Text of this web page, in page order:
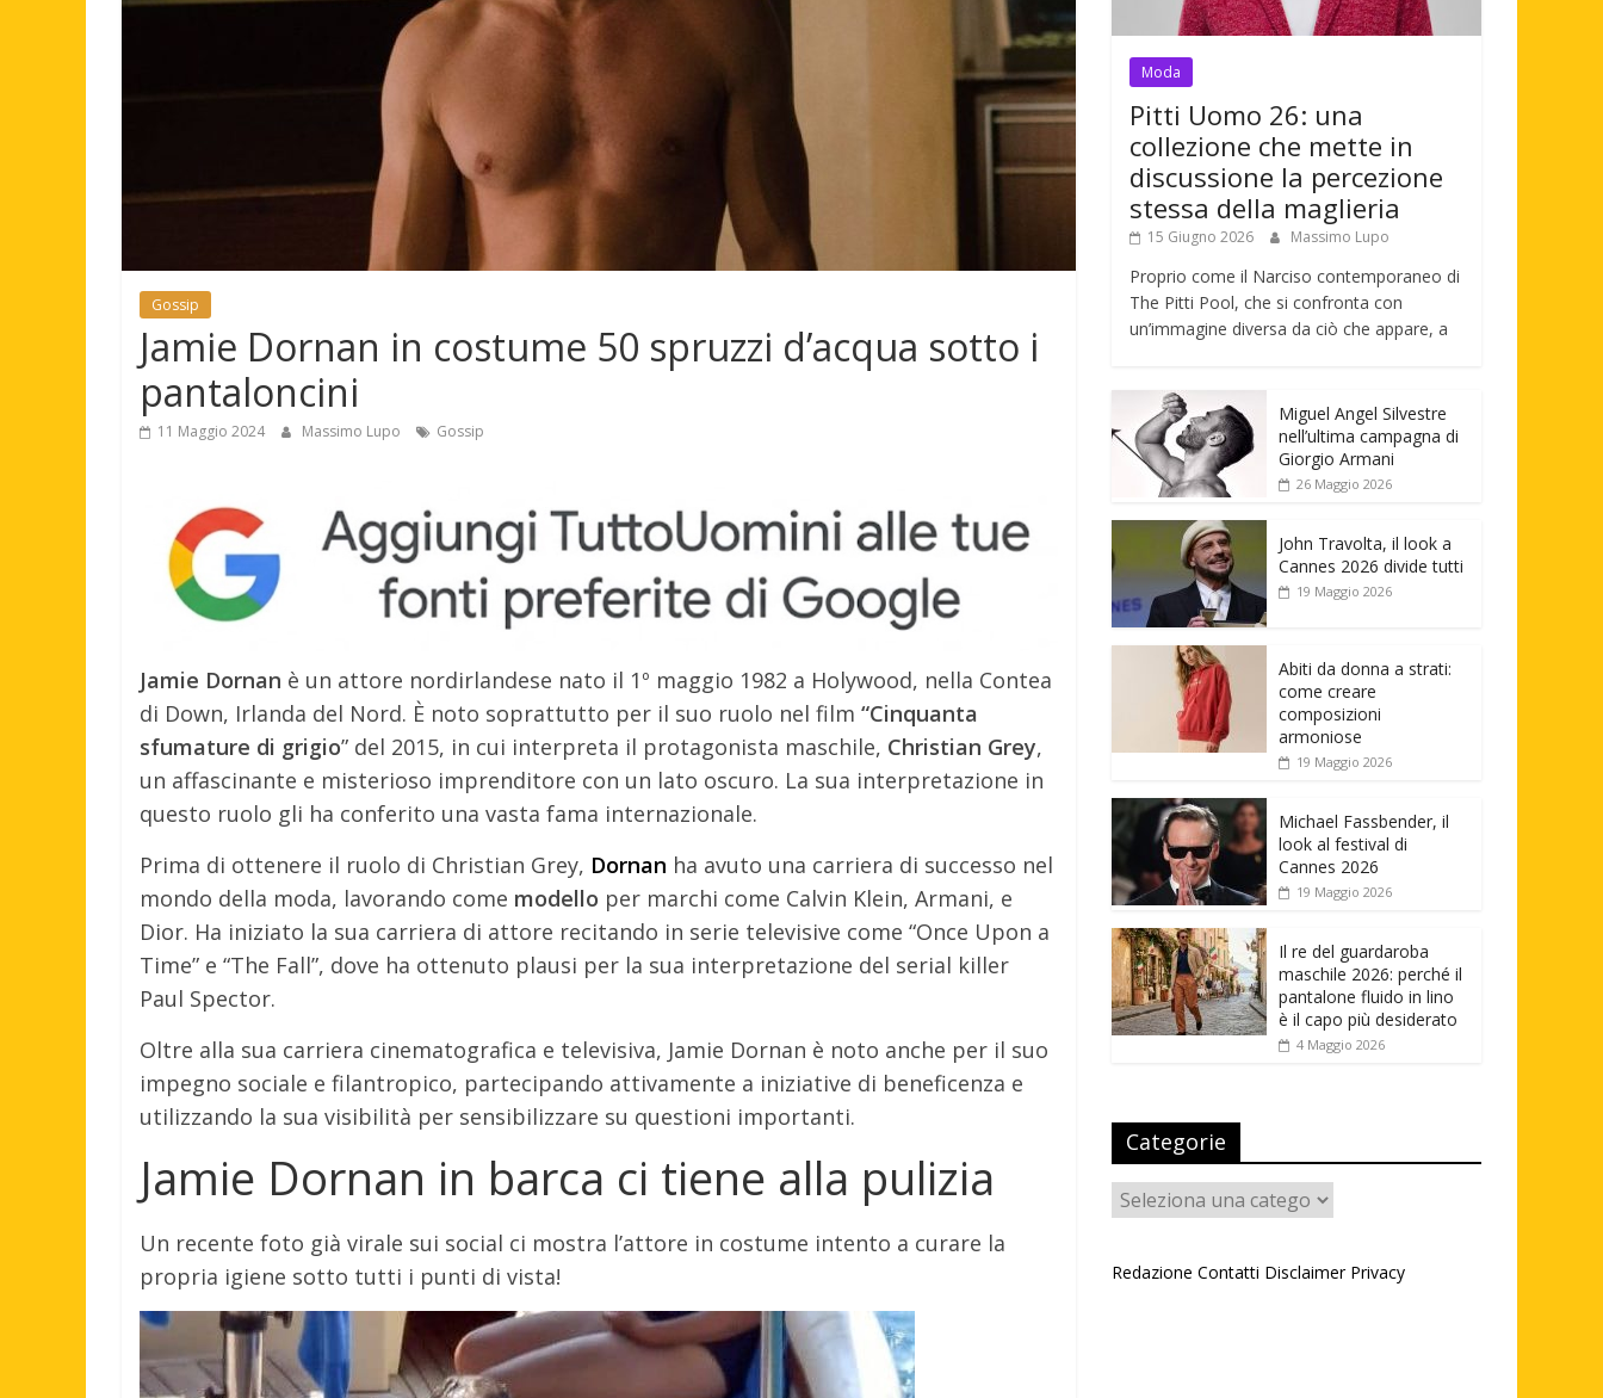
Gossip
Jamie Dornan in costume 50 spruzzi d’acqua sotto i
pantaloncini
11 Maggio 2024 Massimo Lupo Gossip
Jamie Dornan è un attore nordirlandese nato il 1º maggio 1982 a Holywood, nella Contea
di Down, Irlanda del Nord. È noto soprattutto per il suo ruolo nel film “Cinquanta
sfumature di grigio” del 2015, in cui interpreta il protagonista maschile, Christian Grey,
un affascinante e misterioso imprenditore con un lato oscuro. La sua interpretazione in
questo ruolo gli ha conferito una vasta fama internazionale.
Prima di ottenere il ruolo di Christian Grey, Dornan ha avuto una carriera di successo nel
mondo della moda, lavorando come modello per marchi come Calvin Klein, Armani, e
Dior. Ha iniziato la sua carriera di attore recitando in serie televisive come “Once Upon a
Time” e “The Fall”, dove ha ottenuto plausi per la sua interpretazione del serial killer
Paul Spector.
Oltre alla sua carriera cinematografica e televisiva, Jamie Dornan è noto anche per il suo
impegno sociale e filantropico, partecipando attivamente a iniziative di beneficenza e
utilizzando la sua visibilità per sensibilizzare su questioni importanti.
Jamie Dornan in barca ci tiene alla pulizia
Un recente foto già virale sui social ci mostra l’attore in costume intento a curare la
propria igiene sotto tutti i punti di vista!
Moda
Pitti Uomo 26: una
collezione che mette in
discussione la percezione
stessa della maglieria
15 Giugno 2026 Massimo Lupo
Proprio come il Narciso contemporaneo di
The Pitti Pool, che si confronta con
un’immagine diversa da ciò che appare, a
Miguel Angel Silvestre
nell’ultima campagna di
Giorgio Armani
26 Maggio 2026
John Travolta, il look a
Cannes 2026 divide tutti
19 Maggio 2026
Abiti da donna a strati:
come creare
composizioni
armoniose
19 Maggio 2026
Michael Fassbender, il
look al festival di
Cannes 2026
19 Maggio 2026
Il re del guardaroba
maschile 2026: perché il
pantalone fluido in lino
è il capo più desiderato
4 Maggio 2026
Categorie
Categorie
Redazione Contatti Disclaimer Privacy